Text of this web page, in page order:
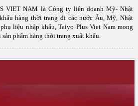
VIET NAM là Công ty liên doanh Mỹ- Nhật
hàng thời trang đi các nước Âu, Mỹ, Nhật
liệu nhập khẩu, Taiyo Plus Viet Nam mong
phẩm hàng thời trang xuất khẩu.